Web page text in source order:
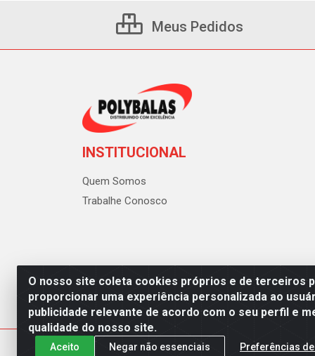
O nosso site coleta cookies próprios e de terceiros
proporcionar uma experiência personalizada ao
publicidade relevante de acordo com o seu perfil e
qualidade do nosso site.
Aceito Negar não essenciais Preferências
Meus Pedidos
INSTITUCIONAL
Quem Somos
Trabalhe Conosco
Polybalas - Rua João Miguel